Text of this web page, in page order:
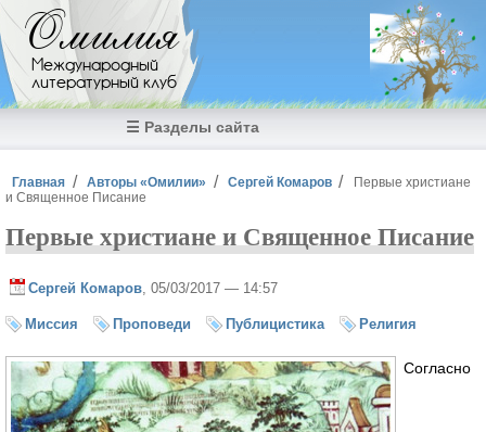
Перейти к основному содержанию
Омилия
Международный
литературный клуб
☰ Разделы сайта
Вы здесь
Главная Авторы «Омилии» Сергей Комаров
Первые христиане
и Священное Писание
Первые христиане и Священное Писание
Сергей Комаров , 05/03/2017 — 14:57
Миссия Проповеди Публицистика Религия
Согласно